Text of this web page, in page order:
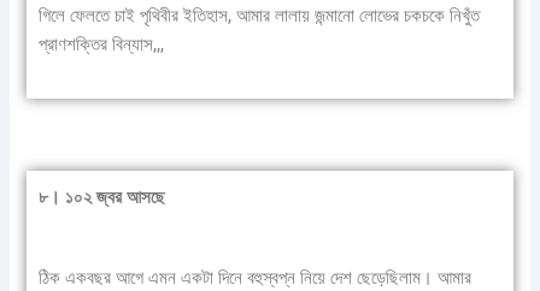
গিলে ফেলতে চাই পৃথিবীর ইতিহাস, আমার লালায় জন্মানো লোভের চকচকে নিখুঁত
প্রাণশক্তির বিন্যাস,,,
৮। ১০২ জ্বর আসছে
ঠিক একবছর আগে এমন একটা দিনে বহুস্বপ্ন নিয়ে দেশ ছেড়েছিলাম। আমার